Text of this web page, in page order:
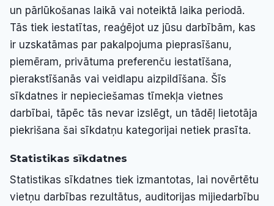
un pārlūkošanas laikā vai noteiktā laika periodā.
Tās tiek iestatītas, reaģējot uz jūsu darbībām, kas
ir uzskatāmas par pakalpojuma pieprasīšanu,
piemēram, privātuma preferenču iestatīšana,
pierakstīšanās vai veidlapu aizpildīšana. Šīs
sīkdatnes ir nepieciešamas tīmekļa vietnes
darbībai, tāpēc tās nevar izslēgt, un tādēļ lietotāja
piekrišana šai sīkdatņu kategorijai netiek prasīta.
Statistikas sīkdatnes
Statistikas sīkdatnes tiek izmantotas, lai novērtētu
vietņu darbības rezultātus, auditorijas mijiedarbību